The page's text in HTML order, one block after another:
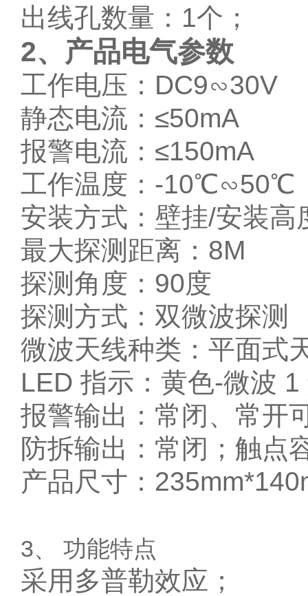
出线孔数量：1个；
2、 产品电气参数
工作电压：DC9∽30V
静态电流：≤50mA
报警电流：≤150mA
工作温度：-10℃∽50℃
安装方式：壁挂/安装高
最大探测距离：8M
探测角度：90度
探测方式：双微波探测
微波天线种类：平面式
LED 指示：黄色-微波
报警输出：常闭、常开
防拆输出：常闭；触点
产品尺寸：
3、 功能特点
采用多普勒效应；